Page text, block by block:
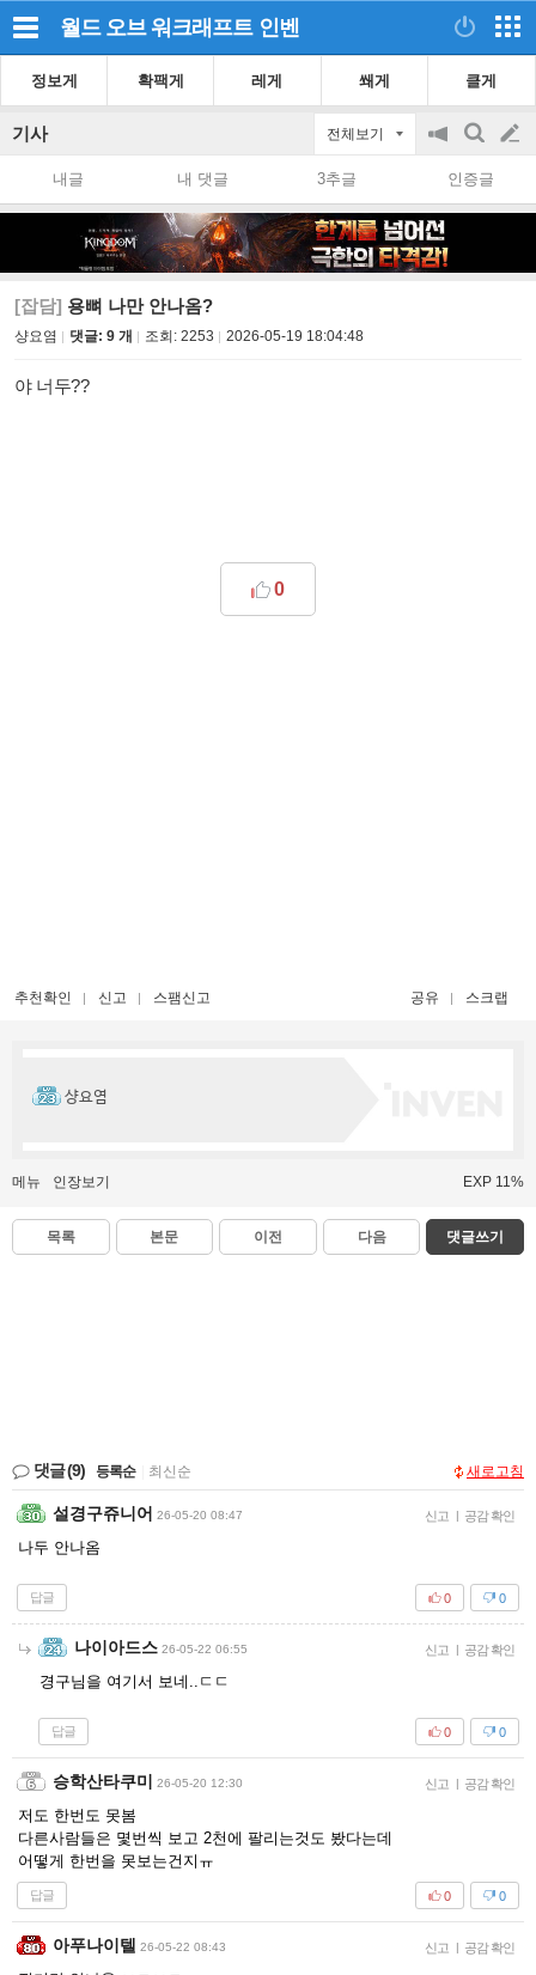
월드 오브 워크래프트 인벤
정보게 확팩게 레게 쐐게 클게
기사 전체보기
공
on/off
검
색
글
쓰
내글 내 댓글 3추글 인증글
[잡담] 용뼈 나만 안나옴?
샹요염 댓글: 9 개 조회: 2253 2026-05-19 18:04:48
야 너두??
0
추천확인 신고 스팸신고 공유 스크랩
샹요염
메뉴 인장보기 EXP 11%
목록 본문 이전 다음 댓글쓰기
댓글(9) 등록순 최신순 새로고침
설경구쥬니어 26-05-20 08:47 신고 | 공감 확인
나두 안나옴
답글 0
0
나이아드스 26-05-22 06:55 신고 | 공감 확인
경구님을 여기서 보네..ㄷㄷ
답글 0
0
승학산타쿠미 26-05-20 12:30 신고 | 공감 확인
저도 한번도 못봄
다른사람들은 몇번씩 보고 2천에 팔리는것도 봤다는데
어떻게 한번을 못보는건지ㅠ
답글 0
0
아푸나이텔 26-05-22 08:43 신고 | 공감 확인